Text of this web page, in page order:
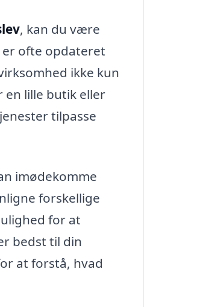
, kan du være
ofte opdateret
ikke kun
en lille butik eller
tilpasse
imødekomme
forskellige
for at
bedst til din
at forstå, hvad